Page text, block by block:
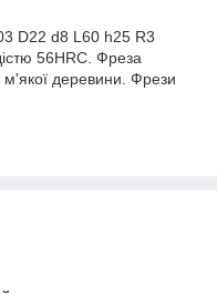
D22 d8 L60 h25 R3
56HRC. Фреза
м'якої деревини. Фрези